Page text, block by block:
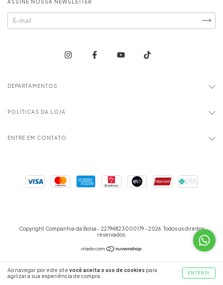
Ao navegar por este site você aceita o uso de cookies para
agilizar a sua experiência de compra.
ENTENDI
ASSINE NOSSA NEWSLETTER
DEPARTAMENTOS
POLÍTICAS DA LOJA
ENTRE EM CONTATO
Copyright Companhia da Bolsa - 22794823000179 - 2026. Todos os direitos
reservados.